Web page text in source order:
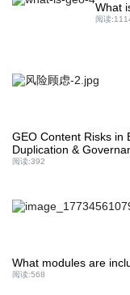
What
阅读:
GEO Content Risks in
Duplication &
阅读:392
What modules are
阅读:568